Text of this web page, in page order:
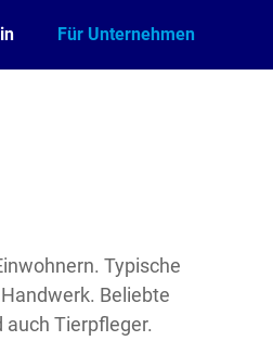
Für Unternehmen
Typische
Beliebte
auch Tierpfleger.